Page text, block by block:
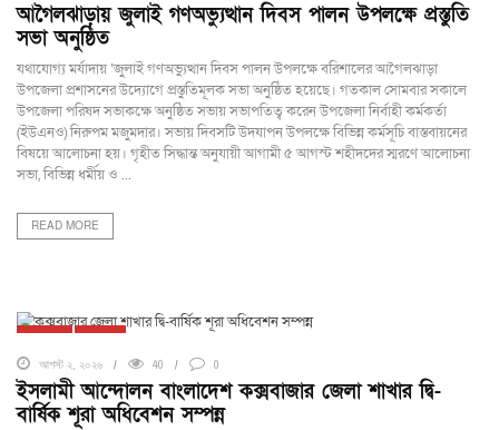
আগৈলঝাড়ায় জুলাই গণঅভ্যুত্থান দিবস পালন উপলক্ষে প্রস্তুতি
সভা অনুষ্ঠিত
যথাযোগ্য মর্যাদায় ‘জুলাই গণঅভ্যুত্থান দিবস পালন উপলক্ষে বরিশালের আগৈলঝাড়া
উপজেলা প্রশাসনের উদ্যোগে প্রস্তুতিমূলক সভা অনুষ্ঠিত হয়েছে। গতকাল সোমবার সকালে
উপজেলা পরিষদ সভাকক্ষে অনুষ্ঠিত সভায় সভাপতিত্ব করেন উপজেলা নির্বাহী কর্মকর্তা
(ইউএনও) নিরুপম মজুমদার। সভায় দিবসটি উদযাপন উপলক্ষে বিভিন্ন কর্মসূচি বাস্তবায়নের
বিষয়ে আলোচনা হয়। গৃহীত সিদ্ধান্ত অনুযায়ী আগামী ৫ আগস্ট শহীদদের স্মরণে আলোচনা
সভা, বিভিন্ন ধর্মীয় ও ...
READ MORE
কক্সবাজার দেশজুড়ে
আগস্ট ২, ২০২৬ 40 0
ইসলামী আন্দোলন বাংলাদেশ কক্সবাজার জেলা শাখার দ্বি-
বার্ষিক শূরা অধিবেশন সম্পন্ন